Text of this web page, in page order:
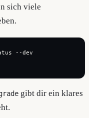
sich viele
--dev
gibt dir ein klares